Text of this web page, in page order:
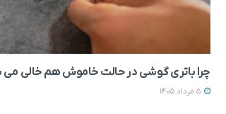
چرا باتری گوشی در حالت خاموش هم خالی می‌